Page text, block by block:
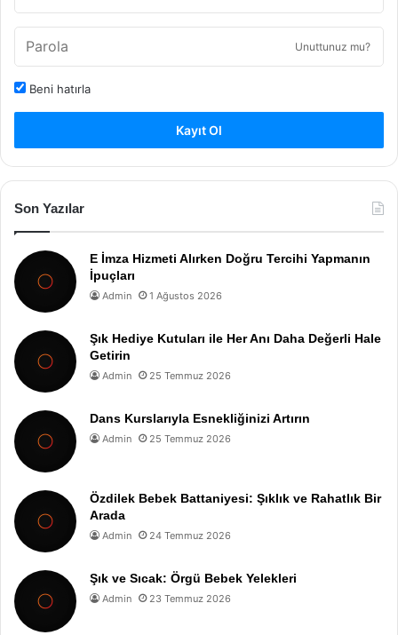
Unuttunuz mu?
Beni hatırla
Kayıt Ol
Son Yazılar
E İmza Hizmeti Alırken Doğru Tercihi Yapmanın
İpuçları
Admin 1 Ağustos 2026
Şık Hediye Kutuları ile Her Anı Daha Değerli Hale
Getirin
Admin 25 Temmuz 2026
Dans Kurslarıyla Esnekliğinizi Artırın
Admin 25 Temmuz 2026
Özdilek Bebek Battaniyesi: Şıklık ve Rahatlık Bir
Arada
Admin 24 Temmuz 2026
Şık ve Sıcak: Örgü Bebek Yelekleri
Admin 23 Temmuz 2026